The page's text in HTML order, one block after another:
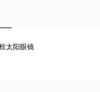
太阳眼镜